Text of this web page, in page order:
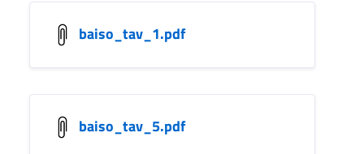
baiso_tav_1.pdf
baiso_tav_5.pdf